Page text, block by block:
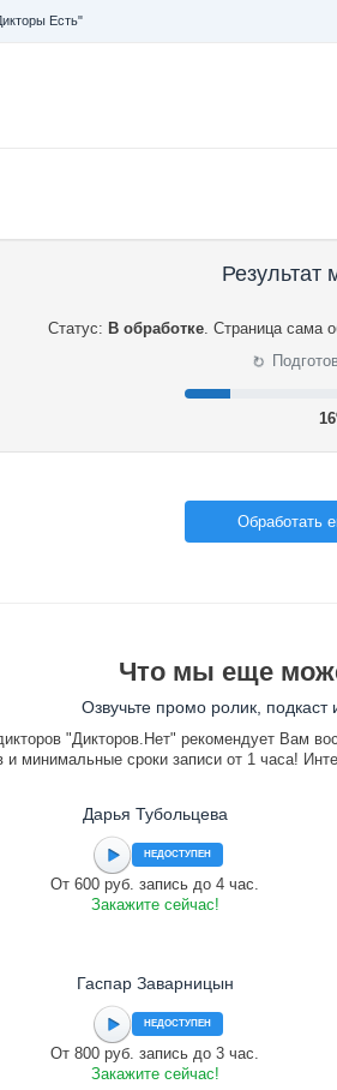
Есть"
Результат
Статус: В обработке. Страница сама
⟳
Обработать
Что мы еще
Озвучьте промо ролик,
"Дикторов.Нет" рекомендует Вам
и минимальные сроки записи от 1 часа!
Дарья Тубольцева
НЕДОСТУПЕН
От 600 руб. запись до 4 час.
Закажите сейчас!
Гаспар Заварницын
НЕДОСТУПЕН
От 800 руб. запись до 3 час.
Закажите сейчас!